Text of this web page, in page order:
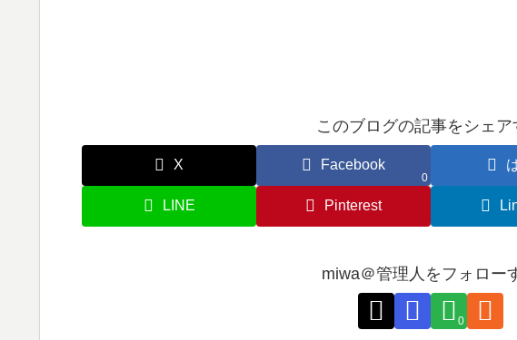
このブログの記事をシェア
X Facebook
0
LINE Pinterest
miwa＠管理人をフォロー
0